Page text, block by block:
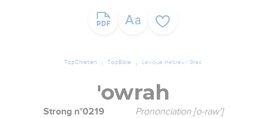
TopChrétien TopBible Lexique Hébreu / Grec
'owrah
Strong n°0219 Prononciation [o-raw']